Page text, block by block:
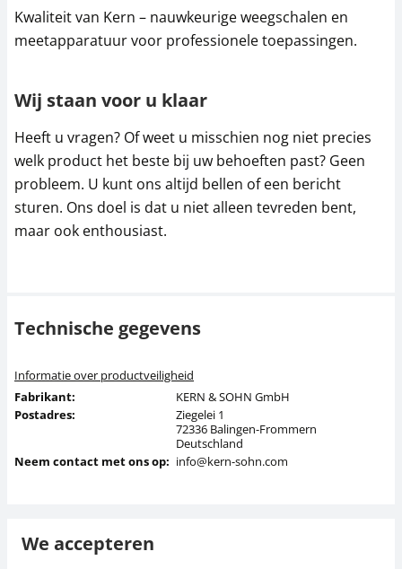
Kwaliteit van Kern – nauwkeurige weegschalen en
meetapparatuur voor professionele toepassingen.
Wij staan voor u klaar
Heeft u vragen? Of weet u misschien nog niet precies
welk product het beste bij uw behoeften past? Geen
probleem. U kunt ons altijd bellen of een bericht
sturen. Ons doel is dat u niet alleen tevreden bent,
maar ook enthousiast.
Technische gegevens
Informatie over productveiligheid
Fabrikant:
KERN & SOHN GmbH
Postadres:
Ziegelei 1
72336 Balingen-Frommern
Deutschland
Neem contact met ons op: info@kern-sohn.com
We accepteren